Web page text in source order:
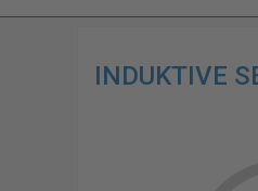
INDUKTIVE